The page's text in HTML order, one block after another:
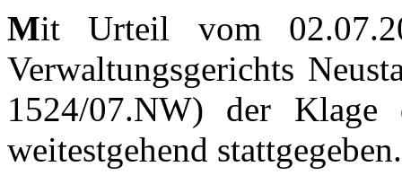
Mit Urteil vom
Verwaltungsgerichts
1524/07.NW) der
weitestgehend